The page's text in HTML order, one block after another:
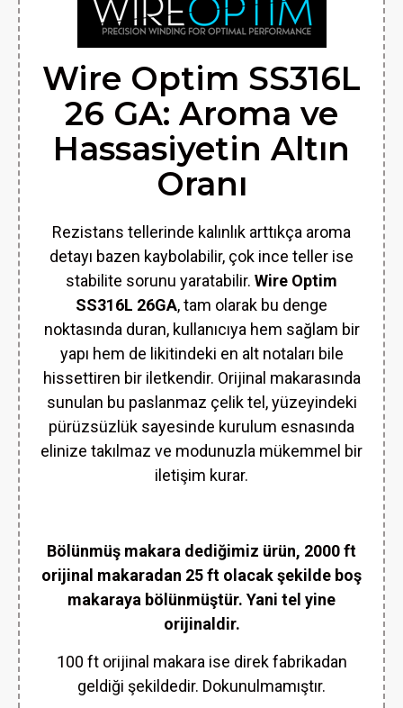
Wire Optim SS316L
26 GA: Aroma ve
Hassasiyetin Altın
Oranı
Rezistans tellerinde kalınlık arttıkça aroma
detayı bazen kaybolabilir, çok ince teller ise
stabilite sorunu yaratabilir. Wire Optim
SS316L 26GA, tam olarak bu denge
noktasında duran, kullanıcıya hem sağlam bir
yapı hem de likitindeki en alt notaları bile
hissettiren bir iletkendir. Orijinal makarasında
sunulan bu paslanmaz çelik tel, yüzeyindeki
pürüzsüzlük sayesinde kurulum esnasında
elinize takılmaz ve modunuzla mükemmel bir
iletişim kurar.
Bölünmüş makara dediğimiz ürün, 2000 ft
orijinal makaradan 25 ft olacak şekilde boş
makaraya bölünmüştür. Yani tel yine
orijinaldir.
100 ft orijinal makara ise direk fabrikadan
geldiği şekildedir. Dokunulmamıştır.